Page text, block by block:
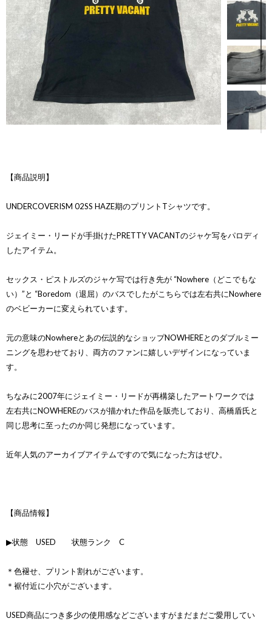
【商品説明】
UNDERCOVERISM 02SS HAZE期のプリントTシャツです。
ジェイミー・リードが手掛けたPRETTY VACANTのジャケ写をパロディ
したアイテム。
セックス・ピストルズのジャケ写では行き先が “Nowhere（どこでもな
い）”と “Boredom（退屈）のバスでしたがこちらでは左右共にNowhere
のベビーカーに変えられています。
元の意味のNowhereとあの伝説的なショップNOWHEREとのダブルミー
ニングを思わせており、両方のファンに嬉しいデザインになっていま
す。
ちなみに2007年にジェイミー・リードが再構築したアートワークでは
左右共にNOWHEREのバスが描かれた作品を販売しており、高橋盾氏と
同じ思考に至ったのか同じ発想になっています。
近年人気のアーカイブアイテムですので気になった方はぜひ。
【商品情報】
▶状態 USED 状態ランク C
＊色褪せ、プリント割れがございます。
＊裾付近に小穴がございます。
USED商品につき多少の使用感などございますがまだまだご愛用してい